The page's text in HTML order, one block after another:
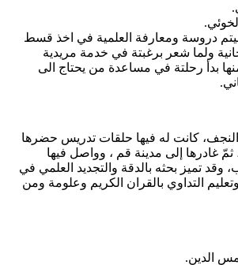
دروسة ومعارفة العلمية في اخذ قسط
ولما شعر برغبتة في خدمة مريدية
بدأ رحلتة في مساعدة من يحتاج الى
كانت له فيها حلقات تدريس حضرها
غادرها إلى مدينة قم ، وواصل فيها
تميز بحثه بالدقة والتجديد العلمي في
التداوي بالقران الكريم وعلومة ومن
الدين.